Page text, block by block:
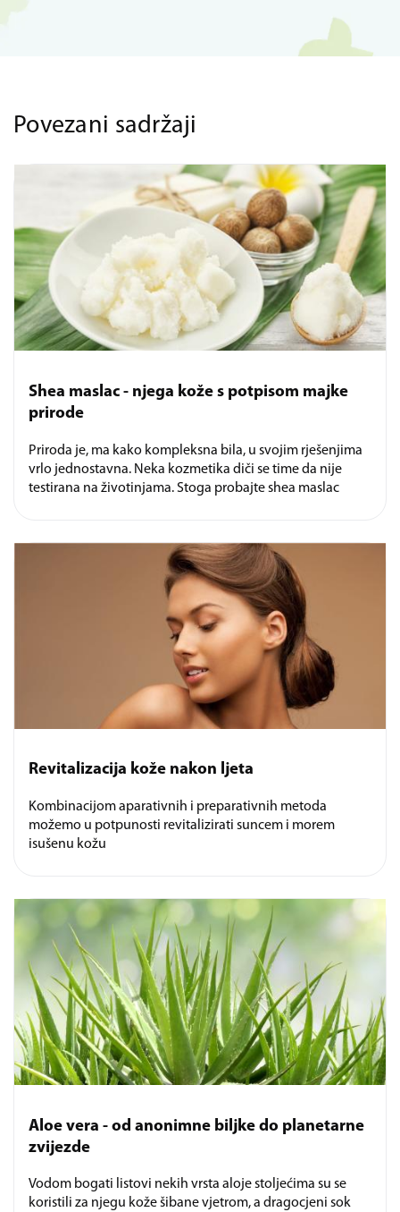
Povezani sadržaji
Shea maslac - njega kože s potpisom majke
prirode
Priroda je, ma kako kompleksna bila, u svojim rješenjima
vrlo jednostavna. Neka kozmetika diči se time da nije
testirana na životinjama. Stoga probajte shea maslac
Revitalizacija kože nakon ljeta
Kombinacijom aparativnih i preparativnih metoda
možemo u potpunosti revitalizirati suncem i morem
isušenu kožu
Aloe vera - od anonimne biljke do planetarne
zvijezde
Vodom bogati listovi nekih vrsta aloje stoljećima su se
koristili za njegu kože šibane vjetrom, a dragocjeni sok